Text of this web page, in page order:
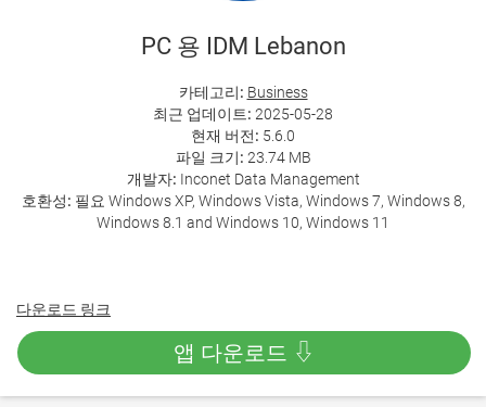
PC 용 IDM Lebanon
카테고리: Business
최근 업데이트: 2025-05-28
현재 버전: 5.6.0
파일 크기: 23.74 MB
개발자: Inconet Data Management
호환성: 필요 Windows XP, Windows Vista, Windows 7, Windows 8,
Windows 8.1 and Windows 10, Windows 11
다운로드 링크
앱 다운로드 ⇩